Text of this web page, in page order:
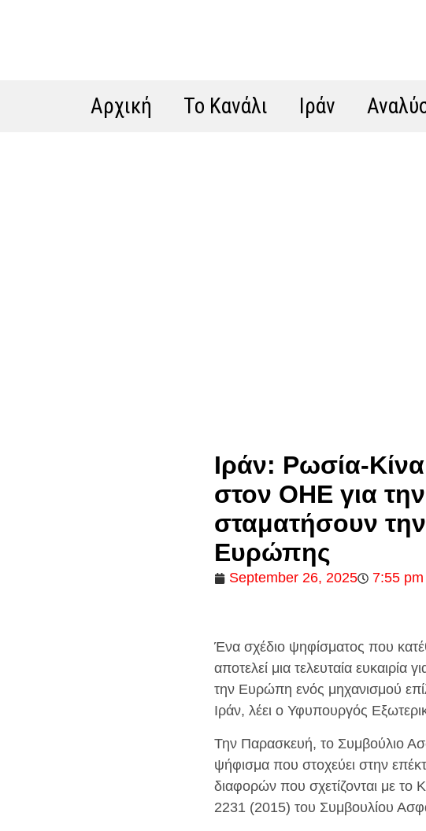
Αρχική Το Κανάλι Ιράν
Ιράν: Ρωσία-
στον ΟΗΕ για την
σταματήσουν
Ευρώπης
September 26, 2025 7:55 pm
Ένα σχέδιο ψηφίσματος που
αποτελεί μια τελευταία
την Ευρώπη ενός μηχανισμού
Ιράν, λέει ο Υφυπουργός
Την Παρασκευή, το Συμβούλιο
ψήφισμα που στοχεύει στην
διαφορών που σχετίζονται με
2231 (2015) του Συμβουλίου